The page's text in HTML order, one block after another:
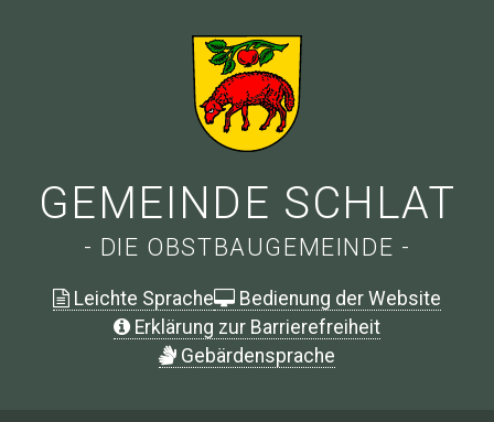
GEMEINDE SCHLAT
- DIE OBSTBAUGEMEINDE -
Leichte Sprache
Bedienung der Website
Erklärung zur Barrierefreiheit
Gebärdensprache